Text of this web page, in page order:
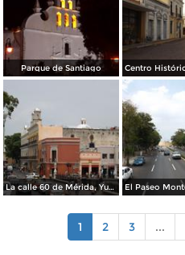
Parque de Santiago
La calle 60 de Mérida, Yucatán. Abril/2013
1 2 3 ...